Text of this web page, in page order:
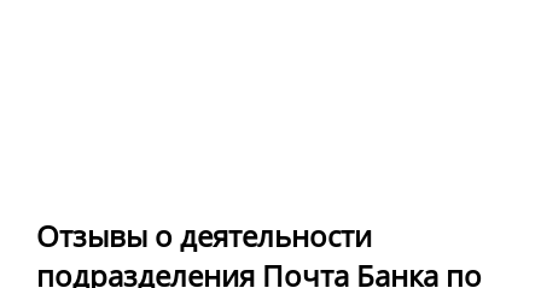
Отзывы о деятельности
подразделения Почта Банка по